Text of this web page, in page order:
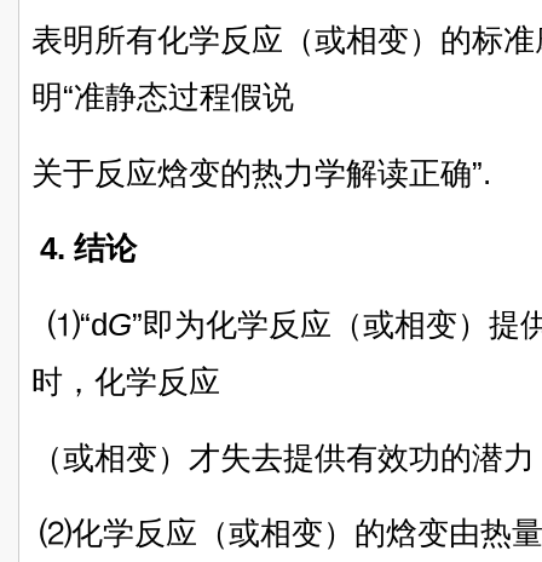
表明所有化学反应（或相变）的标
明“准静态过程假说
关于反应焓变的热力学解读正确”.
4. 结论
⑴“dG”即为化学反应（或相变）提
时，化学反应
（或相变）才失去提供有效功的潜
⑵化学反应（或相变）的焓变由热